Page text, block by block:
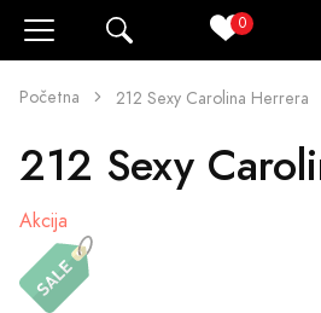
0
Početna 212 Sexy Carolina Herrera
212 Sexy
Akcija